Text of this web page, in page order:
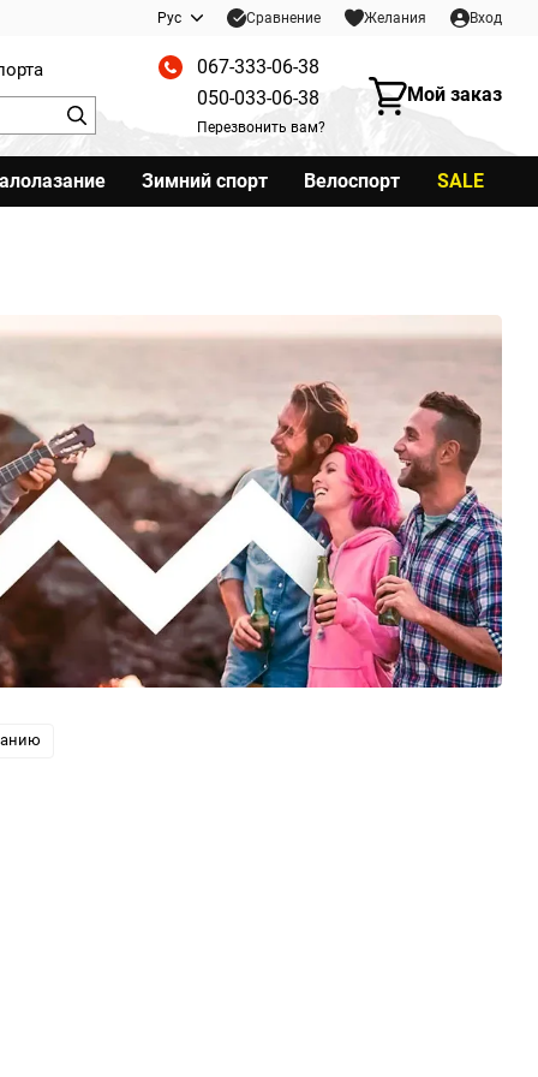
Рус Сравнение Желания Вход
067-333-06-38
050-033-06-38
Перезвонить вам?
Мой заказ
Зимний спорт Велоспорт SALE